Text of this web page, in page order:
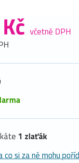
včetně DPH
1 zlaťák
co si za ně mohu